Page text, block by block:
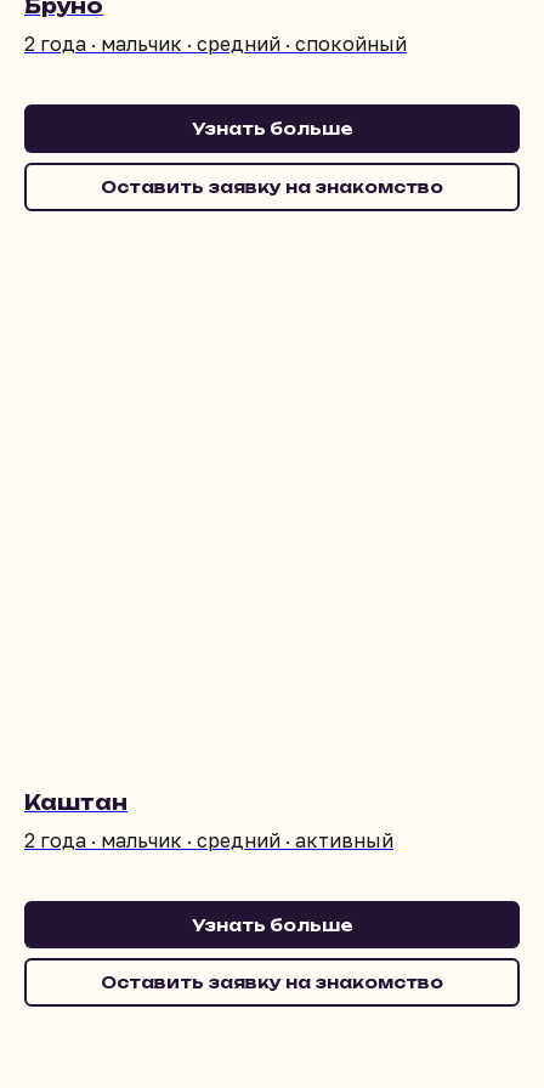
Бруно
2 года · мальчик · средний · спокойный
Узнать больше
Оставить заявку на знакомство
Каштан
2 года · мальчик · средний · активный
Узнать больше
Оставить заявку на знакомство